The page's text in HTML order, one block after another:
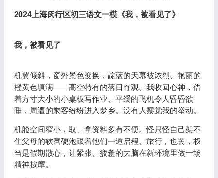
2024上海闵行区初三语文一模《我，被看见了》
我，被看见了
机翼倾斜，窗外景色变换，靛蓝的天幕被浓烈、艳丽的
橙黄色填满——高空特有的落日奇观。我收回心神，借
着方寸大小的小桌板写作业。平缓的飞机令人昏昏欲
睡，周遭的乘客纷纷进入梦乡。没有人察觉我的举动。
机舱空间窄小，取、拿资料多有不便。怪只怪自己架不
住父母的软磨硬泡跟着他们一道启程、旅行，也罢，权
当是假期散心，让紧张、疲惫的大脑在新环境里做一场
精神按摩。